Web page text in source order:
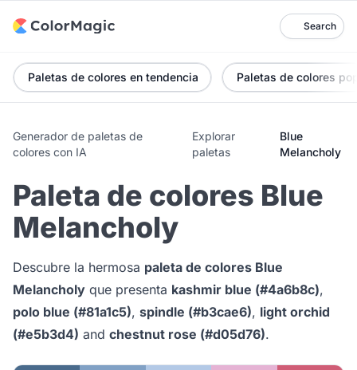
Search
Paletas de colores en tendencia Paletas de colores
Generador de paletas de
colores con IA
Explorar
paletas
Blue
Melancholy
Paleta de colores Blue
Melancholy
Descubre la hermosa paleta de colores Blue
Melancholy que presenta kashmir blue (#4a6b8c),
polo blue (#81a1c5), spindle (#b3cae6), light orchid
(#e5b3d4) and chestnut rose (#d05d76).